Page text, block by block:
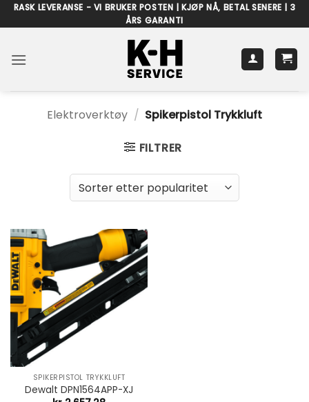
Skip
to
RASK LEVERANSE - VI BRUKER POSTEN | KJØP NÅ, BETAL SENERE | 3
ÅRS GARANTI
Elektroverktøy / Spikerpistol Trykkluft
FILTRER
SPIKERPISTOL TRYKKLUFT
Dewalt DPN1564APP-XJ